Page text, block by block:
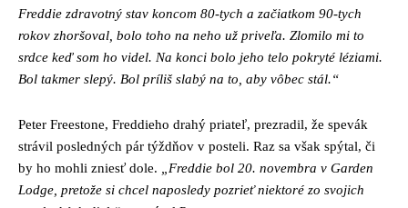
Freddie zdravotný stav koncom 80-tych a začiatkom 90-tych
rokov zhoršoval, bolo toho na neho už priveľa. Zlomilo mi to
srdce keď som ho videl. Na konci bolo jeho telo pokryté léziami.
Bol takmer slepý. Bol príliš slabý na to, aby vôbec stál.“
Peter Freestone, Freddieho drahý priateľ, prezradil, že spevák
strávil posledných pár týždňov v posteli. Raz sa však spýtal, či
by ho mohli zniesť dole. „Freddie bol 20. novembra v Garden
Lodge, pretože si chcel naposledy pozrieť niektoré zo svojich